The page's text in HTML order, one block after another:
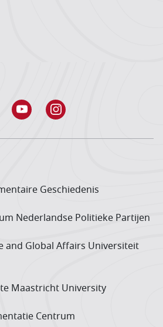
Geschiedenis
Neder­landse Politieke Partijen
and Global Affairs Universiteit
Maastricht University
Centrum